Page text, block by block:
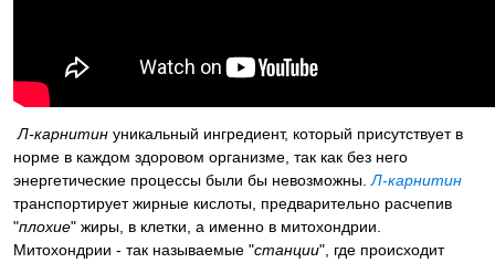
Л-карнитин уникальный ингредиент, который присутствует в
норме в каждом здоровом организме, так как без него
энергетические процессы были бы невозможны. Л-карнитин
транспортирует жирные кислоты, предварительно расчепив
"плохие" жиры, в клетки, а именно в митохондрии.
Митохондрии - так называемые "станции", где происходит